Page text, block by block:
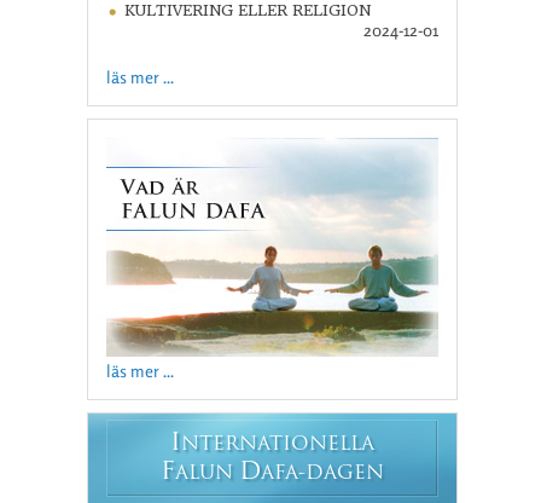
KULTIVERING ELLER RELIGION
2024-12-01
läs mer ...
läs mer ...
INTERNATIONELLA
FALUN DAFA-DAGEN